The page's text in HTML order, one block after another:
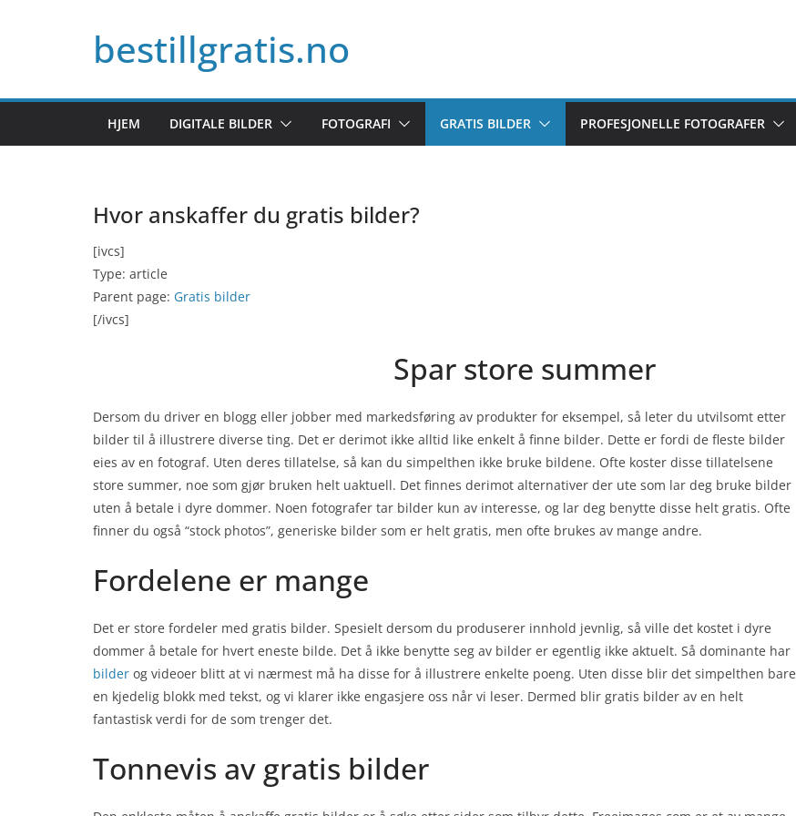
bestillgratis.no
HJEM DIGITALE BILDER FOTOGRAFI GRATIS BILDER PROFESJONELLE FOTOGRAFER
Hvor anskaffer du gratis bilder?
[ivcs]
Type: article
Parent page: Gratis bilder
[/ivcs]
Spar store summer
Dersom du driver en blogg eller jobber med markedsføring av produkter for eksempel, så leter du utvilsomt etter
bilder til å illustrere diverse ting. Det er derimot ikke alltid like enkelt å finne bilder. Dette er fordi de fleste bilder
eies av en fotograf. Uten deres tillatelse, så kan du simpelthen ikke bruke bildene. Ofte koster disse tillatelsene
store summer, noe som gjør bruken helt uaktuell. Det finnes derimot alternativer der ute som lar deg bruke bilder
uten å betale i dyre dommer. Noen fotografer tar bilder kun av interesse, og lar deg benytte disse helt gratis. Ofte
finner du også “stock photos”, generiske bilder som er helt gratis, men ofte brukes av mange andre.
Fordelene er mange
Det er store fordeler med gratis bilder. Spesielt dersom du produserer innhold jevnlig, så ville det kostet i dyre
dommer å betale for hvert eneste bilde. Det å ikke benytte seg av bilder er egentlig ikke aktuelt. Så dominante har
bilder og videoer blitt at vi nærmest må ha disse for å illustrere enkelte poeng. Uten disse blir det simpelthen bare
en kjedelig blokk med tekst, og vi klarer ikke engasjere oss når vi leser. Dermed blir gratis bilder av en helt
fantastisk verdi for de som trenger det.
Tonnevis av gratis bilder